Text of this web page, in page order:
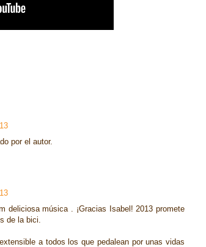
por el autor.
deliciosa música . ¡Gracias Isabel! 2013 promete
de la bici.
a todos los que pedalean por unas vidas